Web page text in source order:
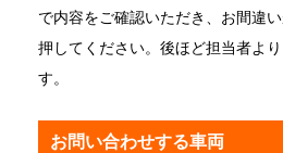
で内容をご確認いただき、お間違
押してください。後ほど担当者よ
す。
お問い合わせする車両